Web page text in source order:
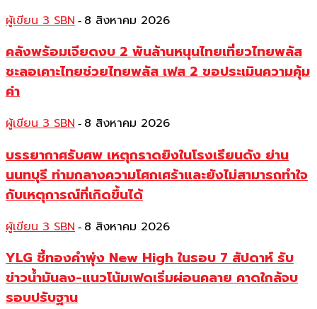
ผู้เขียน 3 SBN - 8 สิงหาคม 2026
คลังพร้อมเจียดงบ 2 พันล้านหนุนไทยเที่ยวไทยพลัส
ชะลอเคาะไทยช่วยไทยพลัส เฟส 2 ขอประเมินความคุ้ม
ค่า
ผู้เขียน 3 SBN - 8 สิงหาคม 2026
บรรยากาศรับศพ เหตุกราดยิงในโรงเรียนดัง ย่าน
นนทบุรี ท่ามกลางความโศกเศร้าและยังไม่สามารถทำใจ
กับเหตุการณ์ที่เกิดขึ้นได้
ผู้เขียน 3 SBN - 8 สิงหาคม 2026
YLG ชี้ทองคำพุ่ง New High ในรอบ 7 สัปดาห์ รับ
ข่าวน้ำมันลง-แนวโน้มเฟดเริ่มผ่อนคลาย คาดใกล้จบ
รอบปรับฐาน